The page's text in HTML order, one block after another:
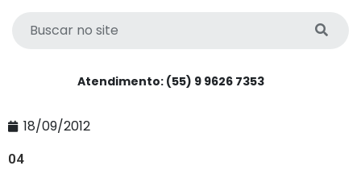
Atendimento: (55) 9 9626 7353
18/09/2012
04